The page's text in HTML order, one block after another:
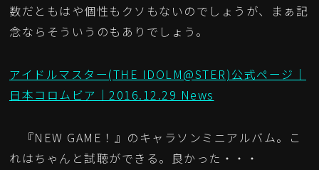
数だともはや個性もクソもないのでしょうが、まぁ記
念ならそういうのもありでしょう。
アイドルマスター(THE IDOLM@STER)公式ページ｜
日本コロムビア｜2016.12.29 News
『NEW GAME！』のキャラソンミニアルバム。こ
れはちゃんと試聴ができる。良かった・・・